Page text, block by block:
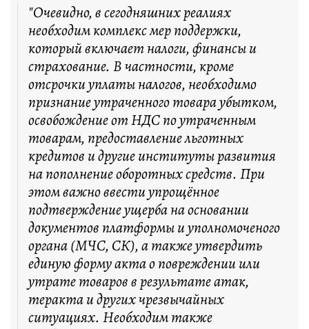
"Очевидно, в сегодняшних реалиях
необходим комплекс мер поддержки,
который включает налоги, финансы и
страхование. В частности, кроме
отсрочки уплаты налогов, необходимо
признание утраченного товара убытком,
освобождение от НДС по утраченным
товарам, предоставление льготных
кредитов и другие институты развития
на пополнение оборотных средств. При
этом важно ввести упрощённое
подтверждение ущерба на основании
документов платформы и уполномоченого
органа (МЧС, СК), а также утвердить
единую форму акта о повреждении или
утрате товаров в результате атак,
теракта и других чрезвычайных
ситуациях. Необходим также